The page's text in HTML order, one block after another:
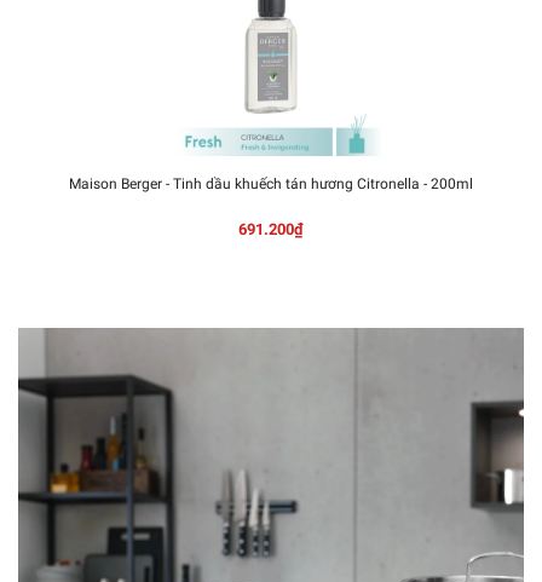
Maison Berger - Tinh dầu khuếch tán hương Citronella - 200ml
691.200₫